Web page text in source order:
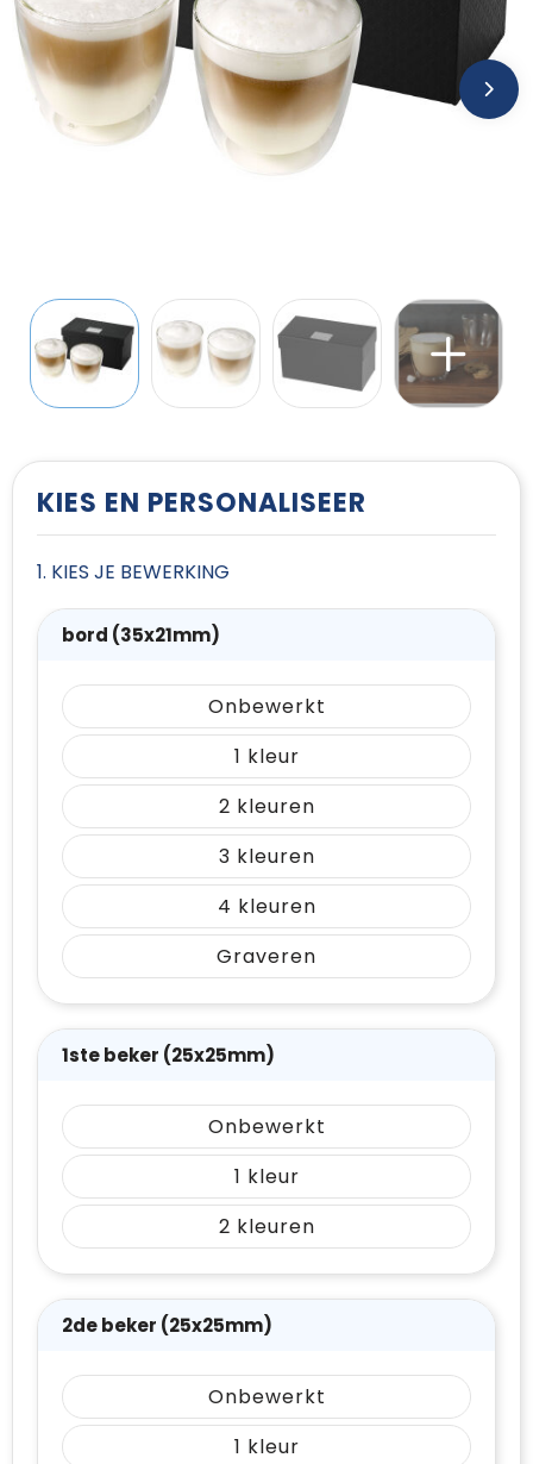
Ondergoed, Sokken en Nachtkleding
Overhemden
Peuters en Baby's
Schoenen
Sweaters
T-Shirts
Vesten
KIES EN PERSONALISEER
1. KIES JE BEWERKING
bord (35x21mm)
Onbewerkt
1
2
3
4
Graveren
1ste beker (25x25mm)
Onbewerkt
1
2
2de beker (25x25mm)
Onbewerkt
1